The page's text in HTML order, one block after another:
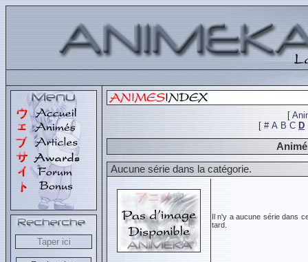
[
[ # A B C D
Aucune série dans la catégorie.
Il n'y a aucune série dans
tard.